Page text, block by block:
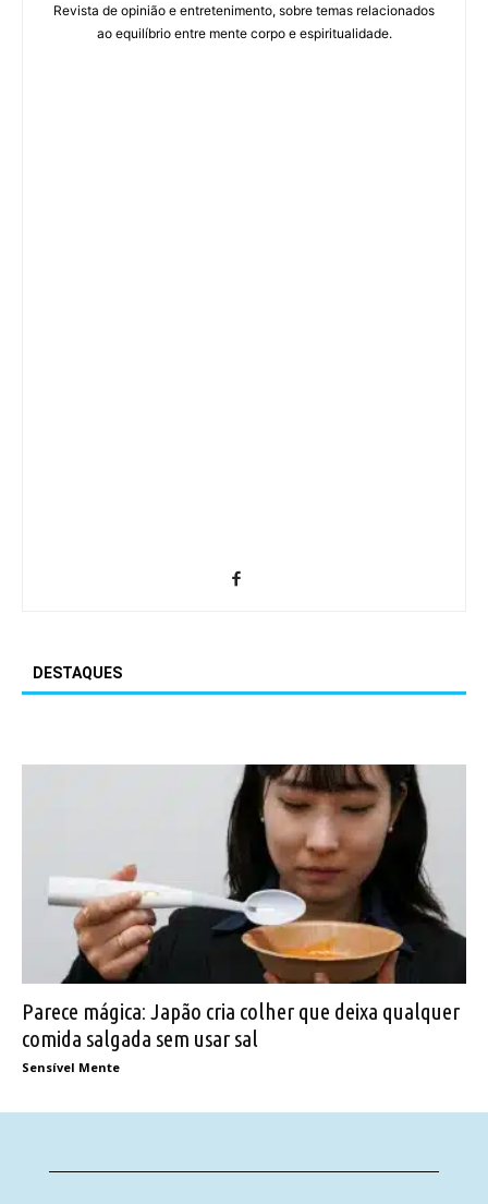
Revista de opinião e entretenimento, sobre temas relacionados
ao equilíbrio entre mente corpo e espiritualidade.
DESTAQUES
Parece mágica: Japão cria colher que deixa qualquer
comida salgada sem usar sal
Sensível Mente